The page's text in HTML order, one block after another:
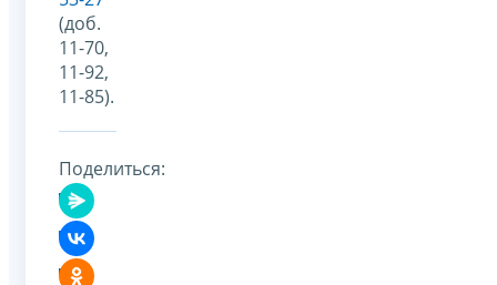
(доб.
11-70,
11-92,
11-85).
Поделиться: